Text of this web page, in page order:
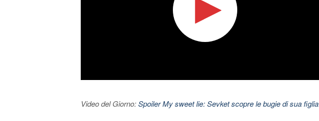
Video del Giorno:Spoiler My sweet lie: Sevket scopre le bugie di sua figlia